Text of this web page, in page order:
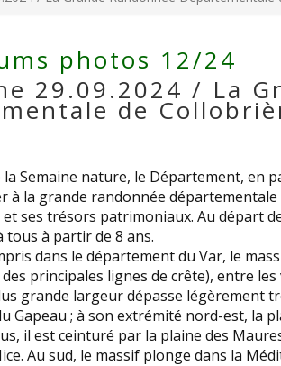
photos 12/24
29.09.2024 / La
de
la Semaine nature, le Département, en
à la grande randonnée
ses trésors patrimoniaux. Au départ
tous à partir de 8 ans.
dans le département du Var, le
des principales lignes de crête), entre
grande largeur dépasse légèrement
Gapeau ; à son extrémité nord-est, la
il est ceinturé par la plaine des
Au sud, le massif plonge dans la